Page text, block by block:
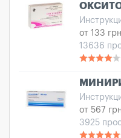
от 133 грн
13636
от 567 грн
3925